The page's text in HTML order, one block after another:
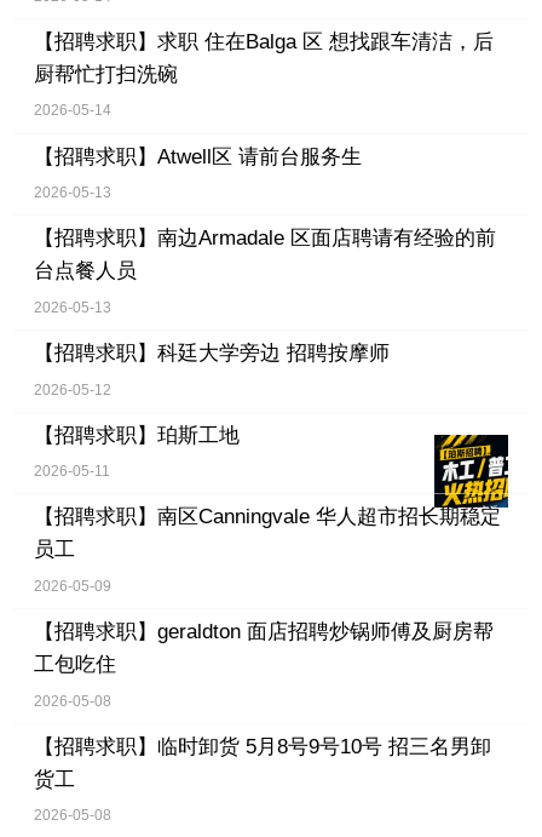
【招聘求职】 求职 住在Balga 区 想找跟车清洁，后
厨帮忙打扫洗碗
2026-05-14
【招聘求职】 Atwell区 请前台服务生
2026-05-13
【招聘求职】 南边Armadale 区面店聘请有经验的前
台点餐人员
2026-05-13
【招聘求职】 科廷大学旁边 招聘按摩师
2026-05-12
【招聘求职】 珀斯工地
2026-05-11
【招聘求职】 南区Canningvale 华人超市招长期稳定
员工
2026-05-09
【招聘求职】 geraldton 面店招聘炒锅师傅及厨房帮
工包吃住
2026-05-08
【招聘求职】 临时卸货 5月8号9号10号 招三名男卸
货工
2026-05-08